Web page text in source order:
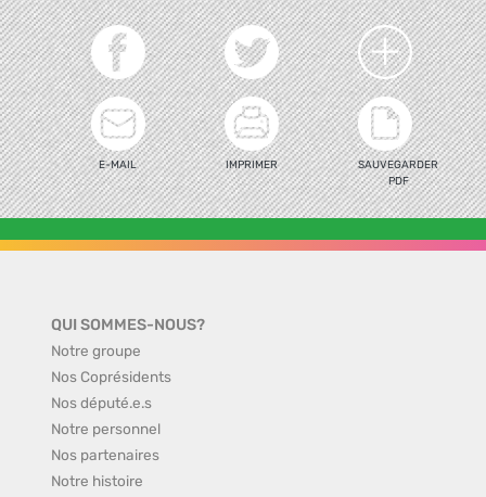
E-MAIL IMPRIMER
SAUVEGARDER
PDF
QUI SOMMES-NOUS?
Notre groupe
Nos Coprésidents
Nos député.e.s
Notre personnel
Nos partenaires
Notre histoire